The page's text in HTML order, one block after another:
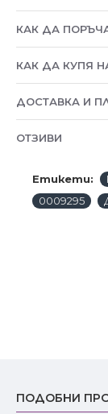
КАК ДА
КАК ДА КУПЯ
ДОСТАВКА И
ОТЗИВИ
Етикети:
0009295
ПОДОБНИ